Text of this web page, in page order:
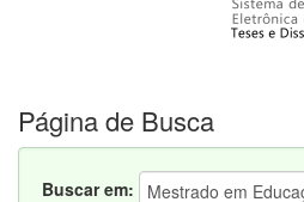
Página de Busca
Buscar em: